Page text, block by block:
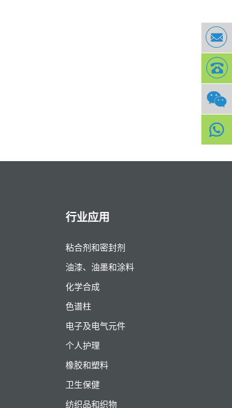
行业应用
粘合剂和密封剂
油漆、油墨和涂料
化学合成
色谱柱
电子及电气元件
个人护理
橡胶和塑料
卫生保健
纺织品和织物